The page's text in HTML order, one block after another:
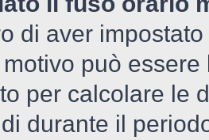
di aver
può essere
per calcolare le
durante il